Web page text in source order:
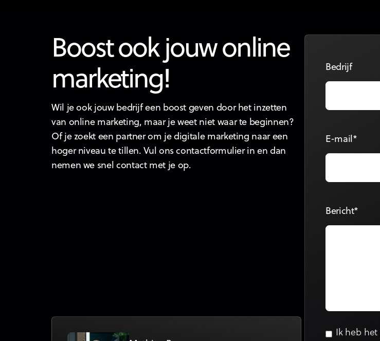
Boost ook jouw online
marketing!
Wil je ook jouw bedrijf een boost geven door het inzetten
van online marketing, maar je weet niet waar te beginnen?
Of je zoekt een partner om je digitale marketing naar een
hoger niveau te tillen. Vul ons contactformulier in en dan
nemen we snel contact met je op.
Bedrijf
E-mail*
Bericht*
Ik heb het